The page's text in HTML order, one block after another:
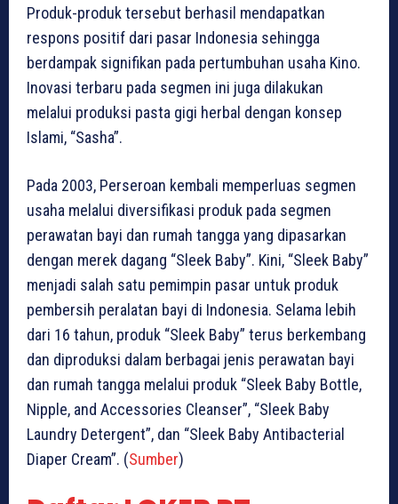
Produk-produk tersebut berhasil mendapatkan
respons positif dari pasar Indonesia sehingga
berdampak signifikan pada pertumbuhan usaha Kino.
Inovasi terbaru pada segmen ini juga dilakukan
melalui produksi pasta gigi herbal dengan konsep
Islami, “Sasha”.
Pada 2003, Perseroan kembali memperluas segmen
usaha melalui diversifikasi produk pada segmen
perawatan bayi dan rumah tangga yang dipasarkan
dengan merek dagang “Sleek Baby”. Kini, “Sleek Baby”
menjadi salah satu pemimpin pasar untuk produk
pembersih peralatan bayi di Indonesia. Selama lebih
dari 16 tahun, produk “Sleek Baby” terus berkembang
dan diproduksi dalam berbagai jenis perawatan bayi
dan rumah tangga melalui produk “Sleek Baby Bottle,
Nipple, and Accessories Cleanser”, “Sleek Baby
Laundry Detergent”, dan “Sleek Baby Antibacterial
Diaper Cream”. (Sumber)